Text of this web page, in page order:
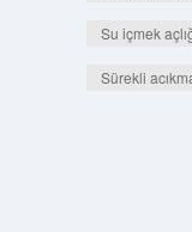
Su içmek
Sürekli